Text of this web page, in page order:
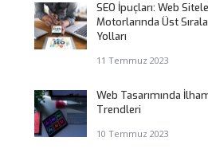
SEO İpuçları: Web
Motorlarında Üst
Yolları
11 Temmuz 2023
Web Tasarımında
Trendleri
10 Temmuz 2023